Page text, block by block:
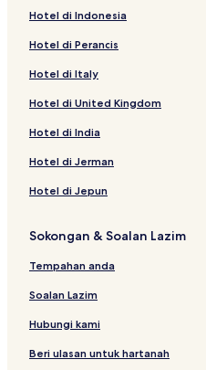
Hotel di Indonesia
Hotel di Perancis
Hotel di Italy
Hotel di United Kingdom
Hotel di India
Hotel di Jerman
Hotel di Jepun
Sokongan & Soalan Lazim
Tempahan anda
Soalan Lazim
Hubungi kami
Beri ulasan untuk hartanah